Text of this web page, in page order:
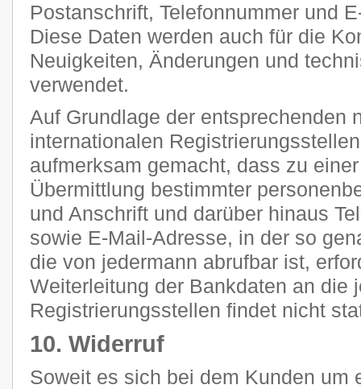
Postanschrift, Telefonnummer und
Diese Daten werden auch für die
Neuigkeiten, Änderungen und
verwendet.
Auf Grundlage der entsprechenden
internationalen
aufmerksam gemacht, dass zu
Übermittlung bestimmter
und Anschrift und darüber hinaus
sowie E-Mail-Adresse, in der so
die von jedermann abrufbar ist,
Weiterleitung der Bankdaten an die
Registrierungsstellen findet nicht
10. Widerruf
Soweit es sich bei dem Kunden um